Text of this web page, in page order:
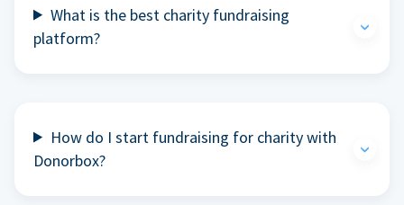
What is the best charity fundraising
platform?
How do I start fundraising for charity with
Donorbox?